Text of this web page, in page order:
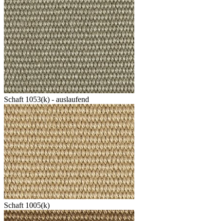
Schaft 1053(k) - auslaufend
Schaft 1005(k)